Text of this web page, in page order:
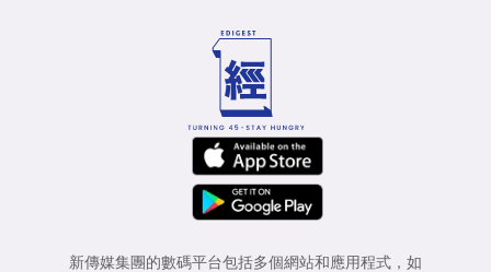
新傳媒集團的數碼平台包括多個網站和應用程式，如